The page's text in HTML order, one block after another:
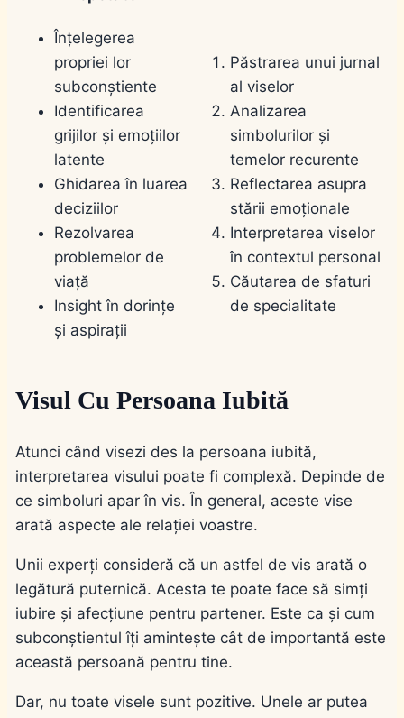
Înțelegerea
propriei lor
subconștiente
Identificarea
grijilor și emoțiilor
latente
Ghidarea în luarea
deciziilor
Rezolvarea
problemelor de
viață
Insight în dorințe
și aspirații
Păstrarea unui jurnal
al viselor
Analizarea
simbolurilor și
temelor recurente
Reflectarea asupra
stării emoționale
Interpretarea viselor
în contextul personal
Căutarea de sfaturi
de specialitate
Visul Cu Persoana Iubită
Atunci când visezi des la persoana iubită,
interpretarea visului poate fi complexă. Depinde de
ce simboluri apar în vis. În general, aceste vise
arată aspecte ale relației voastre.
Unii experți consideră că un astfel de vis arată o
legătură puternică. Acesta te poate face să simți
iubire și afecțiune pentru partener. Este ca și cum
subconștientul îți amintește cât de importantă este
această persoană pentru tine.
Dar, nu toate visele sunt pozitive. Unele ar putea